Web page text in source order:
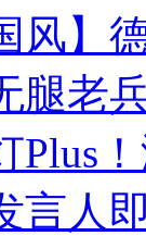
风】
腿老
Plus
言人